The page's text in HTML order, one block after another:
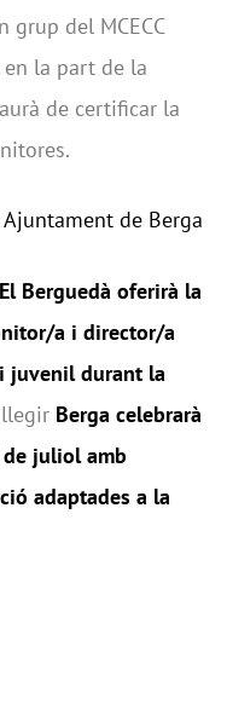
grup del MCECC
la part de la
de certificar la
Ajuntament de Berga
El Berguedà oferirà la
a i director/a
juvenil durant la
Berga celebrarà
de juliol amb
adaptades a la